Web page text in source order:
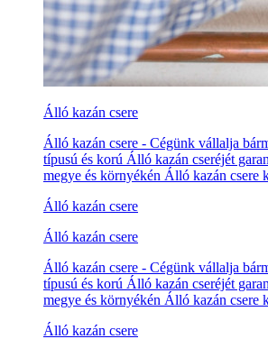
Álló kazán csere
Álló kazán csere - Cégünk vállalja
típusú és korú Álló kazán cseréjét
megye és környékén Álló kazán csere
Álló kazán csere
Álló kazán csere
Álló kazán csere - Cégünk vállalja
típusú és korú Álló kazán cseréjét
megye és környékén Álló kazán csere
Álló kazán csere